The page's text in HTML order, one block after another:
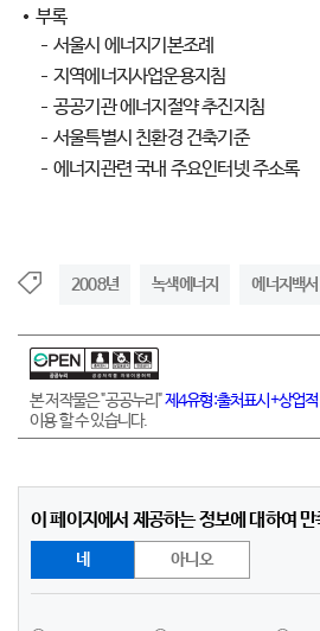
부록
서울시 에너지기본조례
지역에너지사업운용지침
공공기관 에너지절약 추진지침
서울특별시 친환경 건축기준
에너지관련 국내 주요인터넷 주소록
2008년 녹색에너지 에너지백서
본 저작물은 "공공누리"제4유형:출처표시+상업
이용 할 수 있습니다.
이 페이지에서 제공하는 정보에 대하여
네 아니오